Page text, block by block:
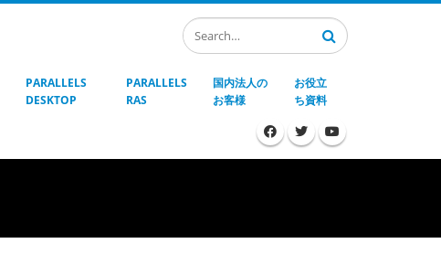
PARALLELS
DESKTOP
PARALLELS
RAS
国内法人の
お客様
お役立
ち資料